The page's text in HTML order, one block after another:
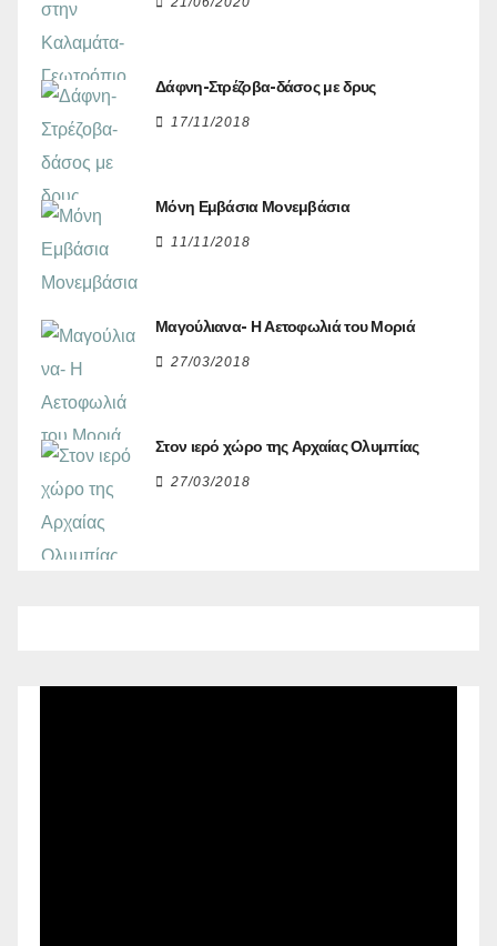
Δάφνη-Στρέζοβα-δάσος με δρυς
17/11/2018
Μόνη Εμβάσια Μονεμβάσια
11/11/2018
Μαγούλιανα- Η Αετοφωλιά του Μοριά
27/03/2018
Στον ιερό χώρο της Αρχαίας Ολυμπίας
27/03/2018